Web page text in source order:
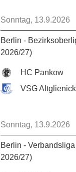
Sonntag, 13.9.2026
Berlin -
2026/27)
HC Pankow
VSG
Sonntag, 13.9.2026
Berlin -
2026/27)